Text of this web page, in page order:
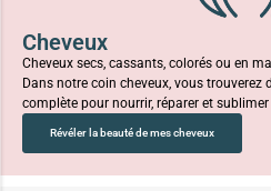
Cheveux
Cheveux secs, cassants, colorés ou en
Dans notre coin cheveux, vous trouverez
complète pour nourrir, réparer et sublimer
Révéler la beauté de mes cheveux